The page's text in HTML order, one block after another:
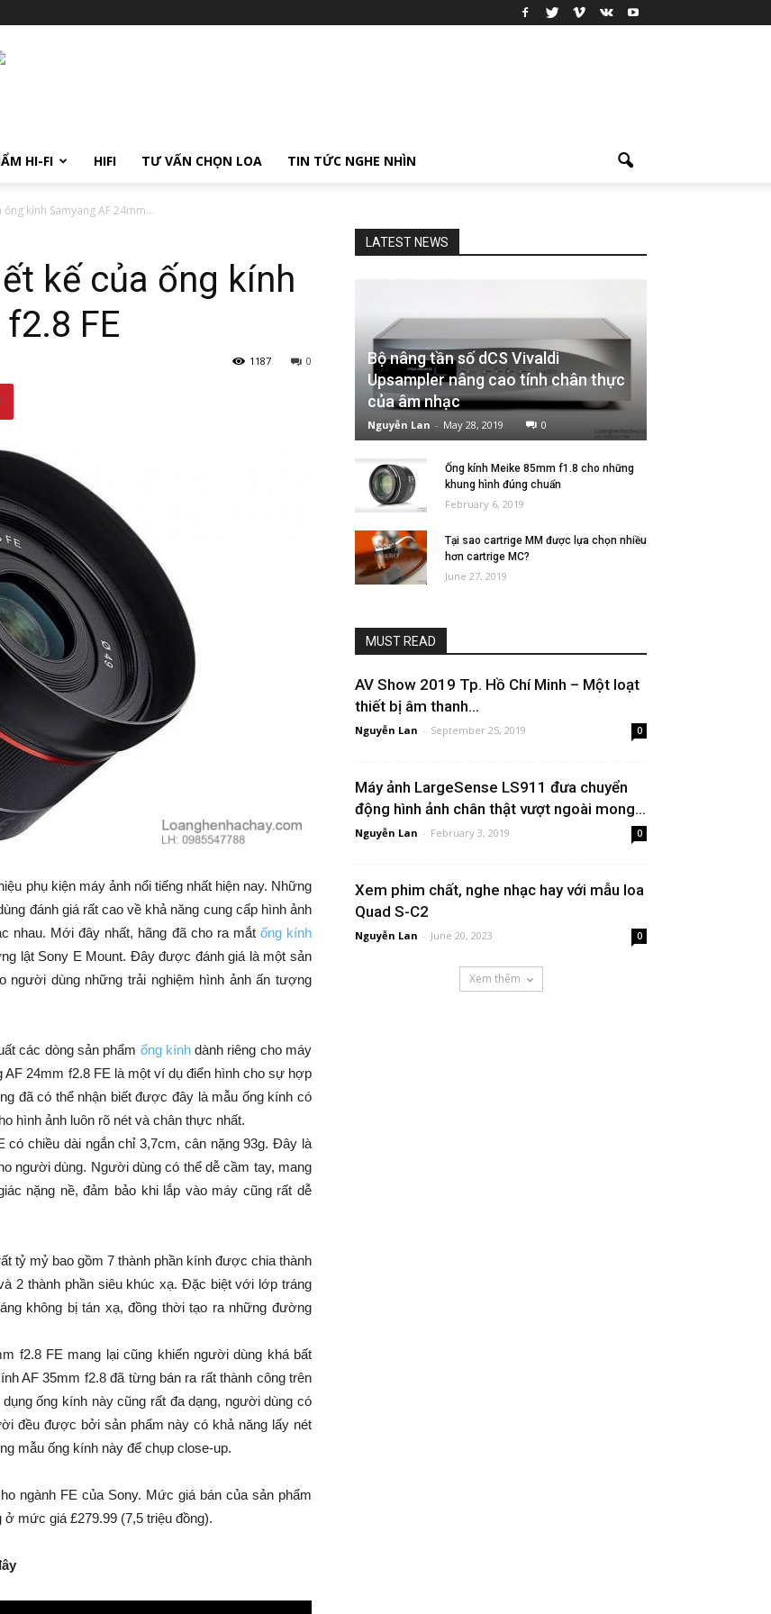
HI-FI HIFI TƯ VẤN CHỌN LOA TIN TỨC NGHE NHÌN
kính Samyang AF 24mm...
kế của ống kính
FE
0
1187
phụ kiện máy ảnh nổi tiếng nhất hiện nay. Những
đánh giá rất cao về khả năng cung cấp hình ảnh
nhau. Mới đây nhất, hãng đã cho ra mắt ống kính
lật Sony E Mount. Đây được đánh giá là một sản
người dùng những trải nghiệm hình ảnh ấn tượng
các dòng sản phẩm ống kínhdành riêng cho máy
24mm f2.8 FE là một ví dụ điển hình cho sự hợp
đã có thể nhận biết được đây là mẫu ống kính có
hình ảnh luôn rõ nét và chân thực nhất.
chiều dài ngắn chỉ 3,7cm, cân nặng 93g. Đây là
người dùng. Người dùng có thể dễ cầm tay, mang
nặng nề, đảm bảo khi lắp vào máy cũng rất dễ
tỷ mỷ bao gồm 7 thành phần kính được chia thành
2 thành phần siêu khúc xạ. Đặc biệt với lớp tráng
không bị tán xạ, đồng thời tạo ra những đường
f2.8 FE mang lại cũng khiến người dùng khá bất
AF 35mm f2.8 đã từng bán ra rất thành công trên
ống kính này cũng rất đa dạng, người dùng có
đều được bởi sản phẩm này có khả năng lấy nét
mẫu ống kính này để chụp close-up.
ngành FE của Sony. Mức giá bán của sản phẩm
mức giá £279.99 (7,5 triệu đồng).
LATEST NEWS
Bộ nâng tần số dCS Vivaldi
Upsampler nâng cao tính chân thực
của âm nhạc
Nguyễn Lan - May 28, 2019 0
Ống kính Meike 85mm f1.8 cho những
khung hình đúng chuẩn
February 6, 2019
Tại sao cartrige MM được lựa chọn nhiều
hơn cartrige MC?
June 27, 2019
MUST READ
AV Show 2019 Tp. Hồ Chí Minh – Một loạt
thiết bị âm thanh...
Nguyễn Lan - September 25, 2019 0
Máy ảnh LargeSense LS911 đưa chuyển
động hình ảnh chân thật vượt ngoài mong...
Nguyễn Lan - February 3, 2019 0
Xem phim chất, nghe nhạc hay với mẫu loa
Quad S-C2
Nguyễn Lan - June 20, 2023 0
Xem thêm